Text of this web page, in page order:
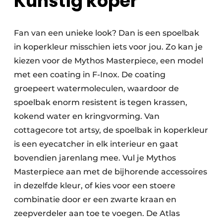
Fan van een unieke look? Dan is een spoelbak
in koperkleur misschien iets voor jou. Zo kan je
kiezen voor de Mythos Masterpiece, een model
met een coating in F-Inox. De coating
groepeert watermoleculen, waardoor de
spoelbak enorm resistent is tegen krassen,
kokend water en kringvorming. Van
cottagecore tot artsy, de spoelbak in koperkleur
is een eyecatcher in elk interieur en gaat
bovendien jarenlang mee. Vul je Mythos
Masterpiece aan met de bijhorende accessoires
in dezelfde kleur, of kies voor een stoere
combinatie door er een zwarte kraan en
zeepverdeler aan toe te voegen. De Atlas